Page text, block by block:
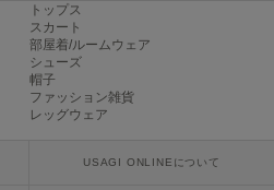
トップス
スカート
部屋着/ルームウェア
シューズ
帽子
ファッション雑貨
レッグウェア
USAGI ONLINEについて